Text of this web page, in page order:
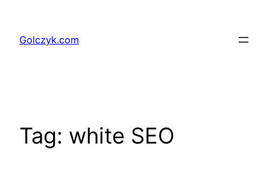
treściGolczyk.com
Tag: white SEO